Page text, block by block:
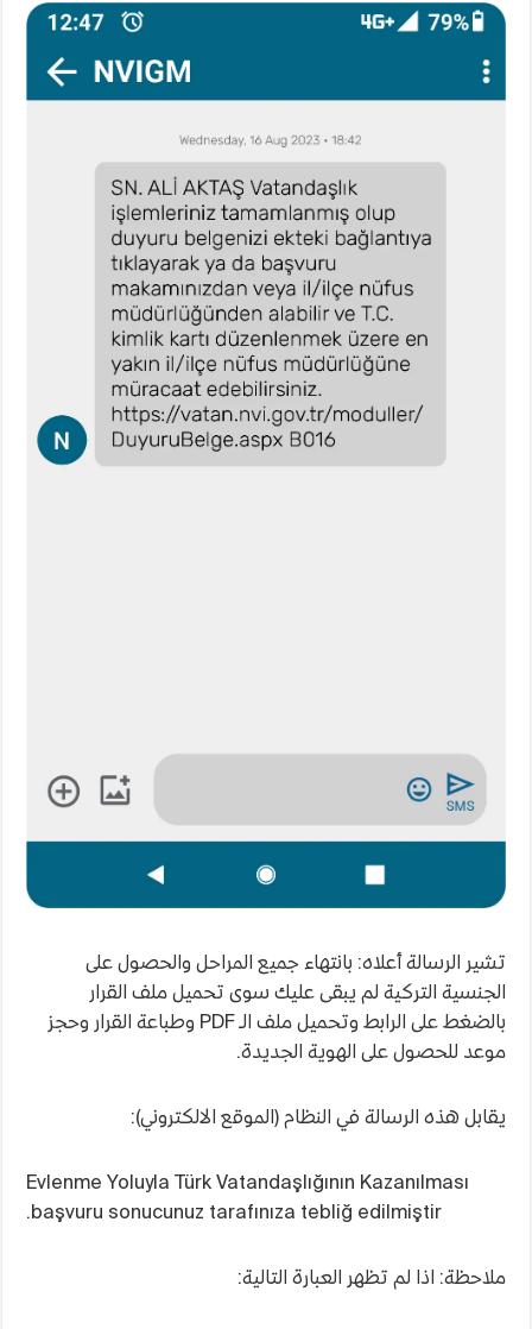
تشير الرسالة أعلاه: بانتهاء جميع المراحل والحصول على
الجنسية التركية لم يبقى عليك سوى تحميل ملف القرار
بالضغط على الرابط وتحميل ملف الـ PDF وطباعة القرار وحجز
موعد للحصول على الهوية الجديدة.
يقابل هذه الرسالة في النظام (الموقع الالكتروني):
Evlenme Yoluyla Türk Vatandaşlığının Kazanılması
başvuru sonucunuz tarafınıza tebliğ edilmiştir.
ملاحظة: اذا لم تظهر العبارة التالية: